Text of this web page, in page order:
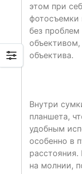
этом при
фотосъемки
без
объектива.
Внутри
планшета,
удобным
особенно в
расстояния.
на молнии,